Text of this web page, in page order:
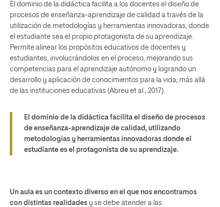
El dominio de la didáctica facilita a los docentes el diseño de
procesos de enseñanza-aprendizaje de calidad a través de la
utilización de metodologías y herramientas innovadoras, donde
el estudiante sea el propio protagonista de su aprendizaje.
Permite alinear los propósitos educativos de docentes y
estudiantes, involucrándolos en el proceso, mejorando sus
competencias para el aprendizaje autónomo y logrando un
desarrollo y aplicación de conocimientos para la vida, más allá
de las instituciones educativas (Abreu et al., 2017).
El dominio de la didáctica facilita el diseño de procesos
de enseñanza-aprendizaje de calidad, utilizando
metodologías y herramientas innovadoras donde el
estudiante es el protagonista de su aprendizaje.
Un aula es un contexto diverso en el que nos encontramos
con distintas realidades y se debe atender a las